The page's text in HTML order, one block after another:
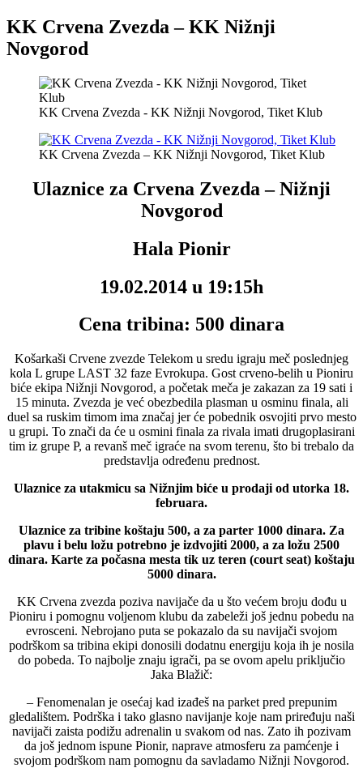
KK Crvena Zvezda – KK Nižnji
Novgorod
KK Crvena Zvezda - KK Nižnji Novgorod, Tiket Klub
KK Crvena Zvezda – KK Nižnji Novgorod, Tiket Klub
Ulaznice za Crvena Zvezda – Nižnji
Novgorod
Hala Pionir
19.02.2014 u 19:15h
Cena tribina: 500 dinara
Košarkaši Crvene zvezde Telekom u sredu igraju meč poslednjeg
kola L grupe LAST 32 faze Evrokupa. Gost crveno-belih u Pioniru
biće ekipa Nižnji Novgorod, a početak meča je zakazan za 19 sati i
15 minuta. Zvezda je već obezbedila plasman u osminu finala, ali
duel sa ruskim timom ima značaj jer će pobednik osvojiti prvo mesto
u grupi. To znači da će u osmini finala za rivala imati drugoplasirani
tim iz grupe P, a revanš meč igraće na svom terenu, što bi trebalo da
predstavlja određenu prednost.
Ulaznice za utakmicu sa Nižnjim biće u prodaji od utorka 18.
februara.
Ulaznice za tribine koštaju 500, a za parter 1000 dinara. Za
plavu i belu ložu potrebno je izdvojiti 2000, a za ložu 2500
dinara. Karte za počasna mesta tik uz teren (court seat) koštaju
5000 dinara.
KK Crvena zvezda poziva navijače da u što većem broju dođu u
Pioniru i pomognu voljenom klubu da zabeleži još jednu pobedu na
evrosceni. Nebrojano puta se pokazalo da su navijači svojom
podrškom sa tribina ekipi donosili dodatnu energiju koja ih je nosila
do pobeda. To najbolje znaju igrači, pa se ovom apelu priključio
Jaka Blažič:
– Fenomenalan je osećaj kad izađeš na parket pred prepunim
gledalištem. Podrška i tako glasno navijanje koje nam priređuju naši
navijači zaista podižu adrenalin u svakom od nas. Zato ih pozivam
da još jednom ispune Pionir, naprave atmosferu za pamćenje i
svojom podrškom nam pomognu da savladamo Nižnji Novgorod.